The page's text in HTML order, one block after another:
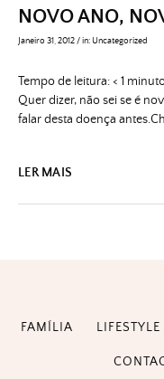
NOVO ANO,
Janeiro 31, 2012/in: Uncategorized
Tempo de leitura:< 1
Quer dizer, não sei se é
falar desta doença
LER MAIS
FAMÍLIA LIFESTYLE